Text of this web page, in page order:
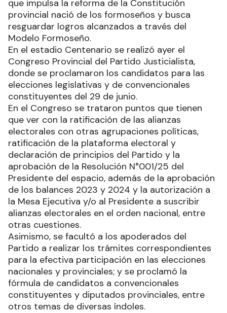
que impulsa la reforma de la Constitución
provincial nació de los formoseños y busca
resguardar logros alcanzados a través del
Modelo Formoseño.
En el estadio Centenario se realizó ayer el
Congreso Provincial del Partido Justicialista,
donde se proclamaron los candidatos para las
elecciones legislativas y de convencionales
constituyentes del 29 de junio.
En el Congreso se trataron puntos que tienen
que ver con la ratificación de las alianzas
electorales con otras agrupaciones políticas,
ratificación de la plataforma electoral y
declaración de principios del Partido y la
aprobación de la Resolución N°001/25 del
Presidente del espacio, además de la aprobación
de los balances 2023 y 2024 y la autorización a
la Mesa Ejecutiva y/o al Presidente a suscribir
alianzas electorales en el orden nacional, entre
otras cuestiones.
Asimismo, se facultó a los apoderados del
Partido a realizar los trámites correspondientes
para la efectiva participación en las elecciones
nacionales y provinciales; y se proclamó la
fórmula de candidatos a convencionales
constituyentes y diputados provinciales, entre
otros temas de diversas índoles.